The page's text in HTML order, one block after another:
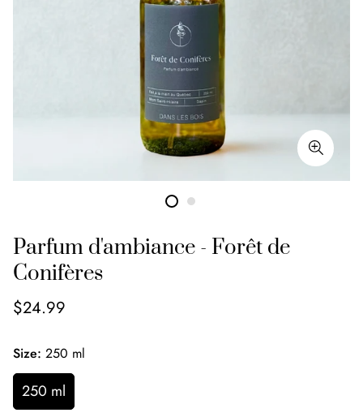
Parfum d'ambiance - Forêt de
Conifères
$24.99
Size: 250 ml
250 ml